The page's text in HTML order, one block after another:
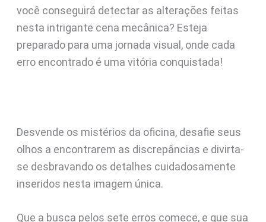
você conseguirá detectar as alterações feitas
nesta intrigante cena mecânica? Esteja
preparado para uma jornada visual, onde cada
erro encontrado é uma vitória conquistada!
Desvende os mistérios da oficina, desafie seus
olhos a encontrarem as discrepâncias e divirta-
se desbravando os detalhes cuidadosamente
inseridos nesta imagem única.
Que a busca pelos sete erros comece, e que sua